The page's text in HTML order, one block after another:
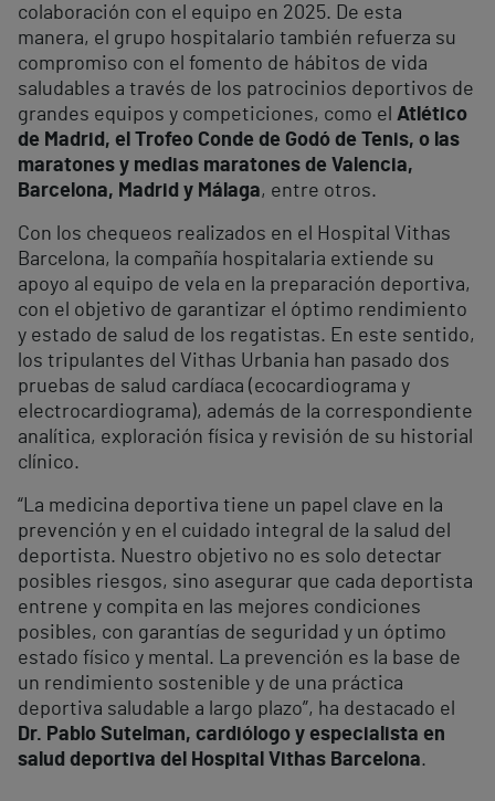
colaboración con el equipo en 2025. De esta
manera, el grupo hospitalario también refuerza su
compromiso con el fomento de hábitos de vida
saludables a través de los patrocinios deportivos de
grandes equipos y competiciones, como el Atlético
de Madrid, el Trofeo Conde de Godó de Tenis, o las
maratones y medias maratones de Valencia,
Barcelona, Madrid y Málaga, entre otros.
Con los chequeos realizados en el Hospital Vithas
Barcelona, la compañía hospitalaria extiende su
apoyo al equipo de vela en la preparación deportiva,
con el objetivo de garantizar el óptimo rendimiento
y estado de salud de los regatistas. En este sentido,
los tripulantes del Vithas Urbania han pasado dos
pruebas de salud cardíaca (ecocardiograma y
electrocardiograma), además de la correspondiente
analítica, exploración física y revisión de su historial
clínico.
“La medicina deportiva tiene un papel clave en la
prevención y en el cuidado integral de la salud del
deportista. Nuestro objetivo no es solo detectar
posibles riesgos, sino asegurar que cada deportista
entrene y compita en las mejores condiciones
posibles, con garantías de seguridad y un óptimo
estado físico y mental. La prevención es la base de
un rendimiento sostenible y de una práctica
deportiva saludable a largo plazo”, ha destacado el
Dr. Pablo Sutelman, cardiólogo y especialista en
salud deportiva del Hospital Vithas Barcelona.